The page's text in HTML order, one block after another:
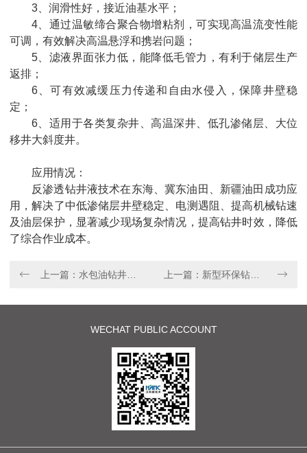
3、润滑性好，接近油基水平；
4、通过温敏缔合聚合物增粘剂，可实现高温流变性能
可调，有效解决高温悬浮和携岩问题；
5、滤液界面张力低，能降低毛管力，有利于储层生产
返排；
6、可有效减缓压力传递和自由水侵入，保障井壁稳
定；
6、适用于各类复杂井、高温深井、低孔渗储层、大位
移井大斜度井。
应用情况：
反渗透钻井液技术在东海、冀东油田、新疆油田成功应
用，解决了中低渗储层井壁稳定、电测遇阻、提高机械钻速
及油层保护，显著减少现场复杂情况，提高钻井时效，降低
了综合作业成本。
WECHAT PUBLIC ACCOUNT